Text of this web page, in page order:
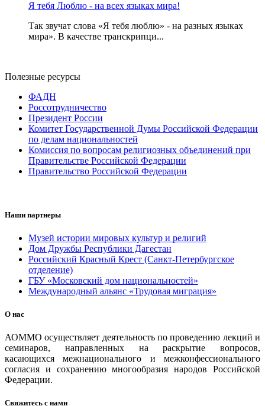
Я тебя Люблю - на всех языках мира!
Так звучат слова «Я тебя люблю» - на разных языках
мира». В качестве транскрипци...
Полезные ресурсы
ФАДН
Россотрудничество
Президент России
Комитет Государственной Думы Российской Федерации
по делам национальностей
Комиссия по вопросам религиозных объединений при
Правительстве Российской Федерации
Правительство Российской Федерации
Наши партнеры
Музей истории мировых культур и религий
Дом Дружбы Республики Дагестан
Российский Красный Крест (Санкт-Петербургское
отделение)
ГБУ «Московский дом национальностей»
Международный альянс «Трудовая миграция»
О нас
АОММО осуществляет деятельность по проведению лекций и
семинаров, направленных на раскрытие вопросов,
касающихся межнационального и межконфессионального
согласия и сохранению многообразия народов Российской
Федерации.
Свяжитесь с нами